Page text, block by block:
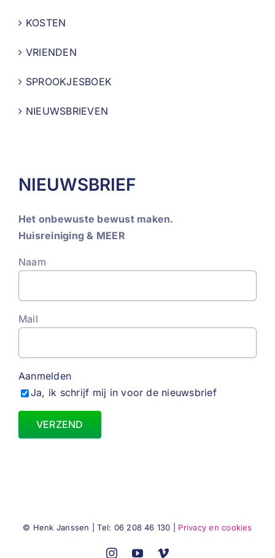
KOSTEN
VRIENDEN
SPROOKJESBOEK
NIEUWSBRIEVEN
NIEUWSBRIEF
Het onbewuste bewust maken.
Huisreiniging & MEER
Naam
Mail
Aanmelden
Ja, ik schrijf mij in voor de nieuwsbrief
© Henk Janssen | Tel: 06 208 46 130 | Privacy en cookies